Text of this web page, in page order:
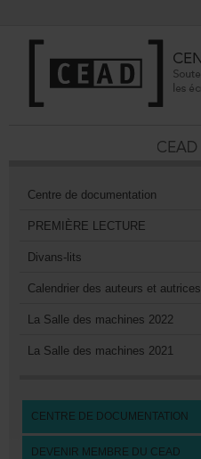
Centrededocumentation
PREMIÈRELECTURE
Divans-lits
Calendrierdesauteursetautrices
LaSalledesmachines2022
LaSalledesmachines2021
CENTREDEDOCUMENTATION
DEVENIRMEMBREDUCEAD